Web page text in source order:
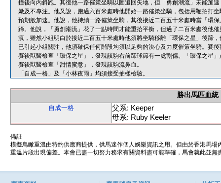
撞後向內斜跑。其後他一路催策坐騎以圖追回失地，但「勇創潮流」未能加
嫩及不專注。他又說，跑過六百米處時他開始一路催策坐騎，包括用鞭拍打
預期般加速。他說，他持續一路催策坐騎，其後接近二百五十米處時當「環
蹄。他說，「勇創潮流」花了一點時間才能重拾平衡，但過了二百米處後他
滇，雖然小組明白於接近二百五十米處時他須將坐騎移離「環保之星」後蹄
已引起小組關注，他須確保任何階段均須以足夠的決心及力度催策坐騎。賽
賽後獸醫檢查「環保之星」，發現該駒右前蹄球節有一處割傷。「環保之星
賽後獸醫檢查「甜情蜜意」，發現該駒流鼻血。
「自成一格」及「小林夜雨」均須接受抽樣檢驗。
勝出馬匹血統
自成一格
父系: Keeper
母系: Ruby Keeler
備註
模擬鳥瞰重溫由特約供應商提供，供馬迷作個人娛樂資訊之用。但由於香港馬
重溫片段出現偏差。本會已盡一切努力務求有關資料盡可能準確，馬會就此並